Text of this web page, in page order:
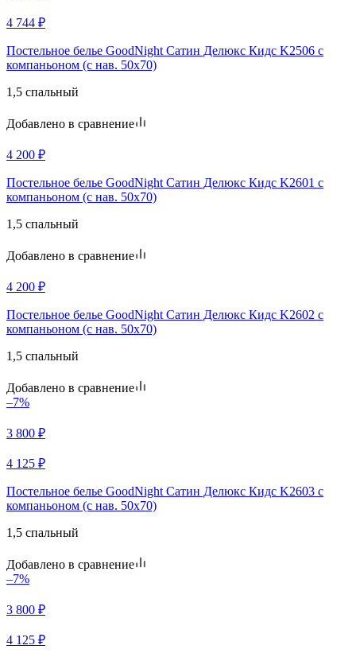
4 744 ₽
Постельное белье GoodNight Сатин Делюкс Кидс K2506 с
компаньоном (с нав. 50х70)
1,5 спальный
Добавлено в сравнение
4 200 ₽
Постельное белье GoodNight Сатин Делюкс Кидс K2601 с
компаньоном (с нав. 50х70)
1,5 спальный
Добавлено в сравнение
4 200 ₽
Постельное белье GoodNight Сатин Делюкс Кидс K2602 с
компаньоном (с нав. 50х70)
1,5 спальный
Добавлено в сравнение
–7%
3 800 ₽
4 125 ₽
Постельное белье GoodNight Сатин Делюкс Кидс K2603 с
компаньоном (с нав. 50х70)
1,5 спальный
Добавлено в сравнение
–7%
3 800 ₽
4 125 ₽